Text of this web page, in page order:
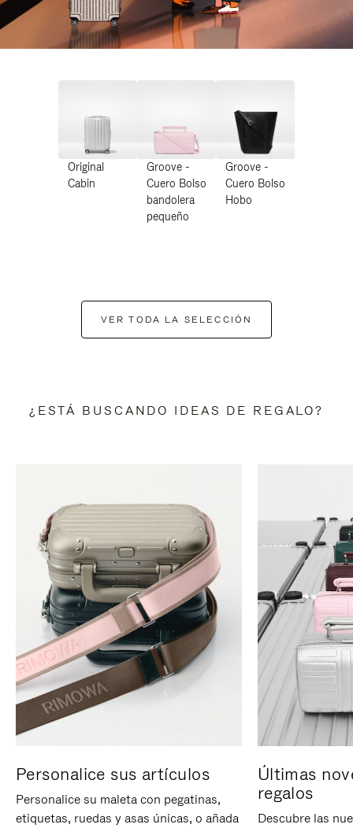
Original
Cabin
Groove -
Cuero Bolso
bandolera
pequeño
Groove -
Cuero Bolso
Hobo
VER TODA LA SELECCIÓN
¿ESTÁ BUSCANDO IDEAS DE REGALO?
Personalice sus artículos
Personalice su maleta con pegatinas,
etiquetas, ruedas y asas únicas, o añada
Últimas
regalos
Descubre las